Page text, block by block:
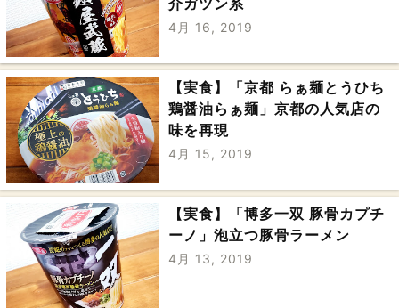
介ガツン系
4月 16, 2019
【実食】「京都 らぁ麺とうひち
鶏醤油らぁ麺」京都の人気店の
味を再現
4月 15, 2019
【実食】「博多一双 豚骨カプチ
ーノ」泡立つ豚骨ラーメン
4月 13, 2019